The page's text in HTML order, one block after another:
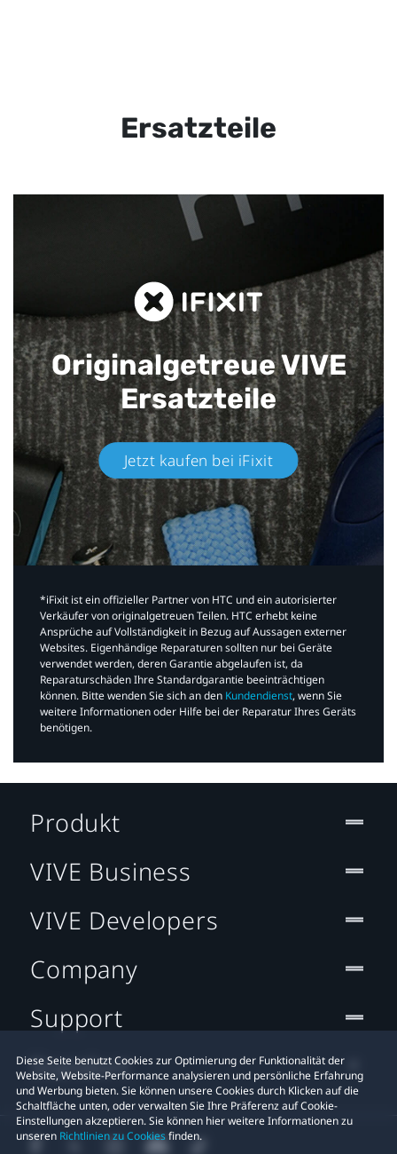
Ersatzteile
Originalgetreue VIVE
Ersatzteile
Jetzt kaufen bei iFixit​
*iFixit ist ein offizieller Partner von HTC und ein autorisierter
Verkäufer von originalgetreuen Teilen. HTC erhebt keine
Ansprüche auf Vollständigkeit in Bezug auf Aussagen externer
Websites. Eigenhändige Reparaturen sollten nur bei Geräte
verwendet werden, deren Garantie abgelaufen ist, da
Reparaturschäden Ihre Standardgarantie beeinträchtigen
können. Bitte wenden Sie sich an den Kundendienst, wenn Sie
weitere Informationen oder Hilfe bei der Reparatur Ihres Geräts
benötigen.​
Diese Seite benutzt Cookies zur Optimierung der Funktionalität der
Website, Website-Performance analysieren und persönliche Erfahrung
und Werbung bieten. Sie können unsere Cookies durch Klicken auf die
Schaltfläche unten, oder verwalten Sie Ihre Präferenz auf Cookie-
Einstellungen akzeptieren. Sie können hier weitere Informationen zu
unseren Richtlinien zu Cookiesfinden.
Produkt
VIVE Business
VIVE Developers
Company
Support
Standort